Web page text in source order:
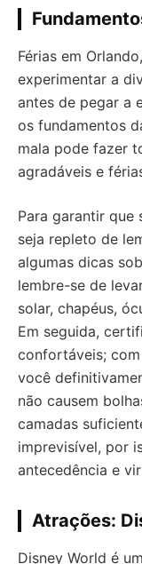
Férias em
experimentar a
antes de pegar a
os fundamentos
mala pode fazer
agradáveis e
Para garantir que
seja repleto de
algumas dicas
lembre-se de
solar, chapéus,
Em seguida,
confortáveis;
você
não causem
camadas
imprevisível, por
antecedência e
Atrações:
Disney World é